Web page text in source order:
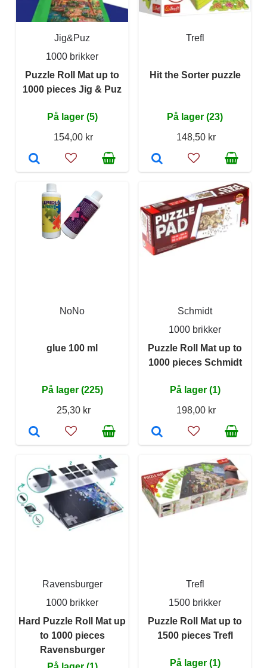
Jig&Puz
1000 brikker
Puzzle Roll Mat up to
1000 pieces Jig & Puz
På lager (5)
154,00 kr
Trefl
Hit the Sorter puzzle
På lager (23)
148,50 kr
NoNo
glue 100 ml
På lager (225)
25,30 kr
Schmidt
1000 brikker
Puzzle Roll Mat up to
1000 pieces Schmidt
På lager (1)
198,00 kr
Ravensburger
1000 brikker
Hard Puzzle Roll Mat up
to 1000 pieces
Ravensburger
Trefl
1500 brikker
Puzzle Roll Mat up to
1500 pieces Trefl
På lager (1)